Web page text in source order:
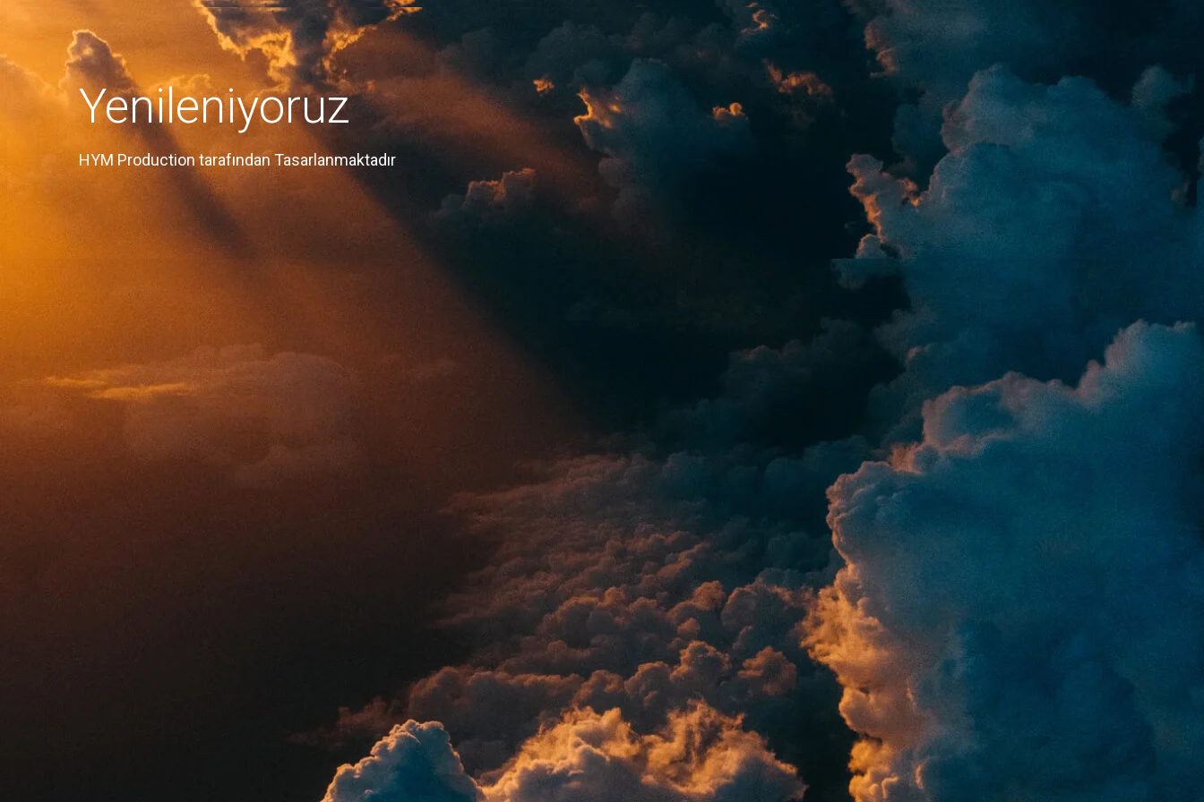
Yenileniyoruz
HYM Production tarafından Tasarlanmaktadır